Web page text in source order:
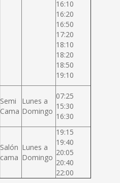
16:10
16:20
16:50
17:20
18:10
18:20
18:50
19:10
Semi
Cama
Lunes a
Domingo
07:25
15:30
16:30
Salón
cama
Lunes a
Domingo
19:15
19:40
20:05
20:40
22:00